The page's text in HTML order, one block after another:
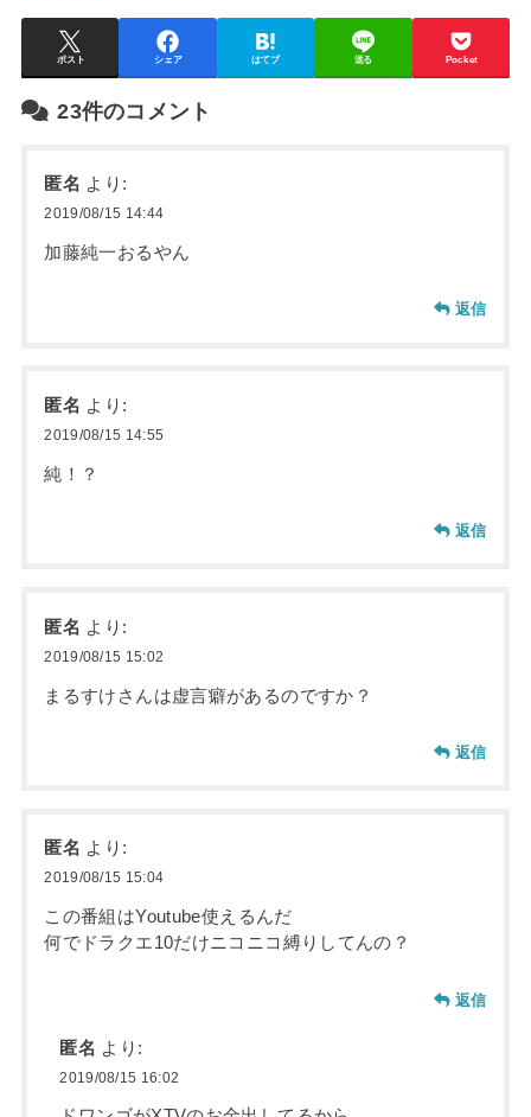
ポスト シェア はてブ 送る Pocket
23件のコメント
匿名 より:
2019/08/15 14:44
加藤純一おるやん
返信
匿名 より:
2019/08/15 14:55
純！？
返信
匿名 より:
2019/08/15 15:02
まるすけさんは虚言癖があるのですか？
返信
匿名 より:
2019/08/15 15:04
この番組はYoutube使えるんだ
何でドラクエ10だけニコニコ縛りしてんの？
返信
匿名 より:
2019/08/15 16:02